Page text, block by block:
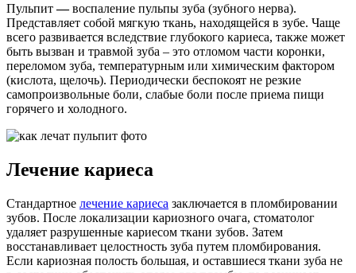
Пульпит—воспаление пульпы зуба (зубного нерва).
Представляет собой мягкую ткань, находящейся в зубе. Чаще
всего развивается вследствие глубокого кариеса, также может
быть вызван и травмой зуба – это отломом части коронки,
переломом зуба, температурным или химическим фактором
(кислота, щелочь). Периодически беспокоят не резкие
самопроизвольные боли, слабые боли после приема пищи
горячего и холодного.
Лечение кариеса
Стандартное лечение кариеса заключается в пломбировании
зубов. После локализации кариозного очага, стоматолог
удаляет разрушенные кариесом ткани зубов. Затем
восстанавливает целостность зуба путем пломбирования.
Если кариозная полость большая, и оставшиеся ткани зуба не